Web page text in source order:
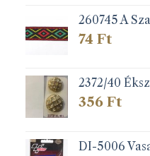
260745 A
74 Ft
2372/40
356 Ft
DI-5006